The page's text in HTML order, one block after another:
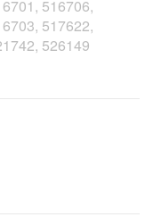
516706,
517622,
526149